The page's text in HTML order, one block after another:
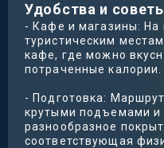
Удобства и
- Кафе и магазины:
туристическим
кафе, где можно
потраченные калории.
- Подготовка:
крутыми подъемами и
разнообразное
соответствующая